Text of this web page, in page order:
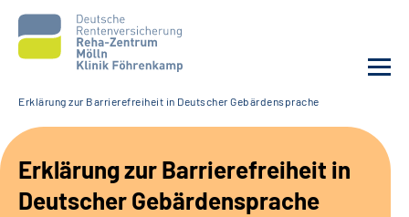
Unsere Klinik
Unsere Angebote
Erklärung zur Barrierefreiheit in Deutscher Gebärdensprache
Erklärung zur Barrierefreiheit in
Deutscher Gebärdensprache